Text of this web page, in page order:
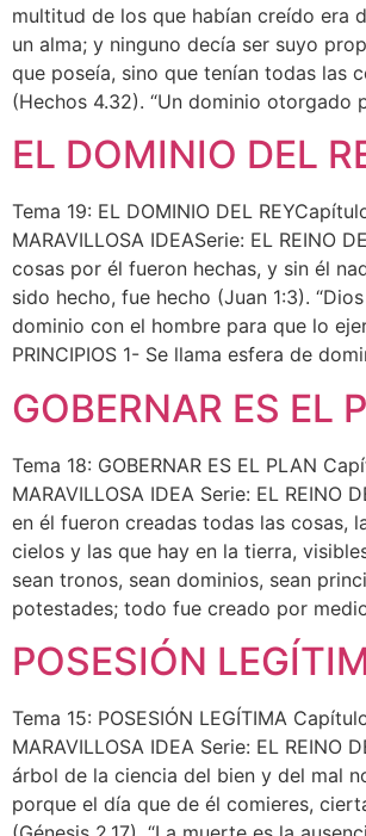
multitud de los que habían creído era
un alma; y ninguno decía ser suyo
que poseía, sino que tenían todas las
(Hechos 4.32). “Un dominio otorgado
EL DOMINIO DEL
Tema 19: EL DOMINIO DEL
MARAVILLOSA IDEASerie: EL REINO
cosas por él fueron hechas, y sin él
sido hecho, fue hecho (Juan 1:3).
dominio con el hombre para que lo
PRINCIPIOS 1- Se llama esfera de
GOBERNAR ES EL
Tema 18: GOBERNAR ES EL PLAN
MARAVILLOSA IDEA Serie: EL REINO
en él fueron creadas todas las cosas,
cielos y las que hay en la tierra,
sean tronos, sean dominios, sean
potestades; todo fue creado por
POSESIÓN
Tema 15: POSESIÓN LEGÍTIMA
MARAVILLOSA IDEA Serie: EL REINO
árbol de la ciencia del bien y del mal
porque el día que de él comieres,